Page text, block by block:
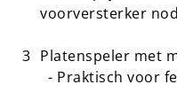
voorversterker
Platenspeler met
- Praktisch voor